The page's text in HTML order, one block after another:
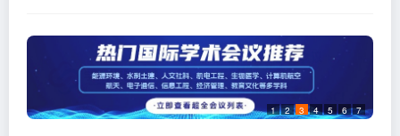
1 2 3 4 5 6 7